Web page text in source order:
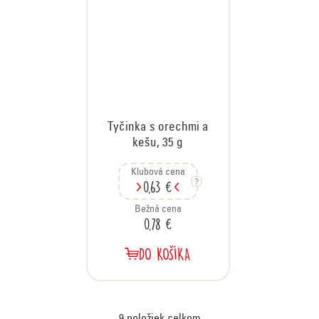
Tyčinka s orechmi a
kešu, 35 g
Klubová cena
0,63 €
Bežná cena
0,78 €
DO KOŠÍKA